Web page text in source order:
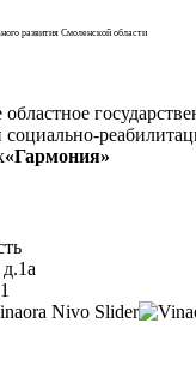
развития Смоленской области
социально-
«Гармония»